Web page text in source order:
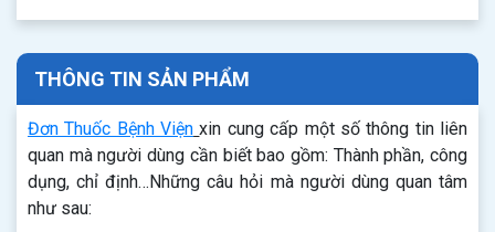
THÔNG TIN SẢN PHẨM
Đơn Thuốc Bệnh Viện xin cung cấp một số thông tin liên
quan mà người dùng cần biết bao gồm: Thành phần, công
dụng, chỉ định…Những câu hỏi mà người dùng quan tâm
như sau: